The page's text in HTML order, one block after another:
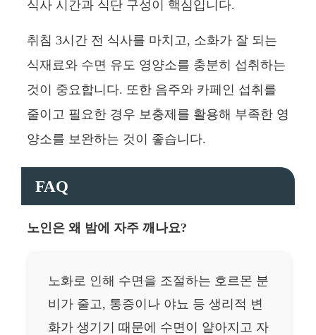
식사 시간과 식단 구성이 핵심입니다.
취침 3시간 전 식사를 마치고, 소화가 잘 되는
식재료와 수면 유도 영양소를 충분히 섭취하는
것이 중요합니다. 또한 음주와 카페인 섭취를
줄이고 필요한 경우 보충제를 활용해 부족한 영
양소를 보완하는 것이 좋습니다.
FAQ
노인은 왜 밤에 자주 깨나요?
노화로 인해 수면을 조절하는 호르몬 분
비가 줄고, 통증이나 야뇨 등 생리적 변
화가 생기기 때문에 수면이 얕아지고 자